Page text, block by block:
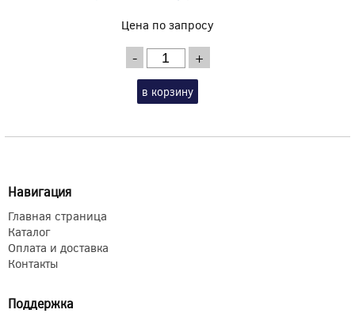
Цена по запросу
- +
в корзину
Навигация
Главная страница
Каталог
Оплата и доставка
Контакты
Поддержка